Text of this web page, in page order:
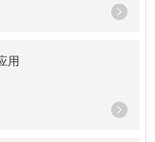
用